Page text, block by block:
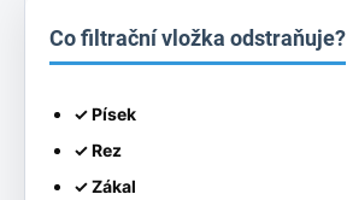
Co filtrační vložka odstraňuje?
✓ Písek
✓ Rez
✓ Zákal